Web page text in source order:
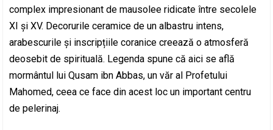
complex impresionant de mausolee ridicate între secolele
XI și XV. Decorurile ceramice de un albastru intens,
arabescurile și inscripțiile coranice creează o atmosferă
deosebit de spirituală. Legenda spune că aici se află
mormântul lui Qusam ibn Abbas, un văr al Profetului
Mahomed, ceea ce face din acest loc un important centru
de pelerinaj.